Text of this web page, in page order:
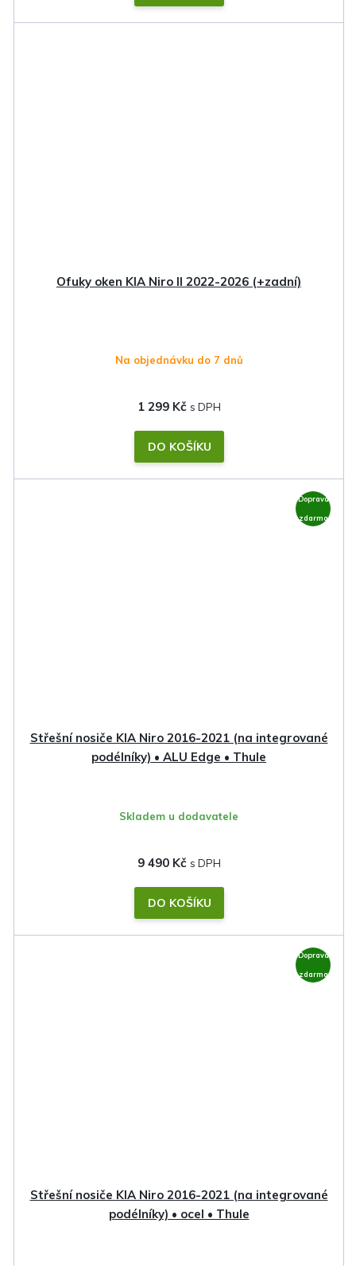
Ofuky oken KIA Niro II 2022-2026 (+zadní)
Na objednávku do 7 dnů
1 299 Kč
DO KOŠÍKU
Doprava
zdarma
Střešní nosiče KIA Niro 2016-2021 (na integrované
podélníky) • ALU Edge • Thule
Skladem u dodavatele
9 490 Kč
DO KOŠÍKU
Doprava
zdarma
Střešní nosiče KIA Niro 2016-2021 (na integrované
podélníky) • ocel • Thule